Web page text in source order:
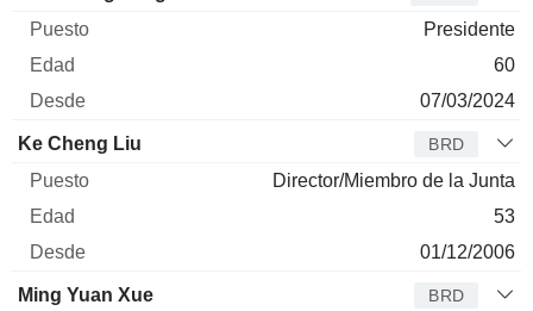
Presidente
60
07/03/2024
Ke Cheng Liu BRD
Director/Miembro de la Junta
53
01/12/2006
Ming Yuan Xue BRD